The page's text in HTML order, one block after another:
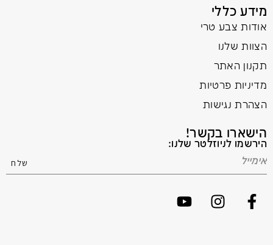
מידע כללי
אודות צבע טרי
הצוות שלנו
תקנון האתר
מדיניות פרטיות
הצהרת נגישות
הישארו בקשר!
הירשמו לניוזלטר שלנו: